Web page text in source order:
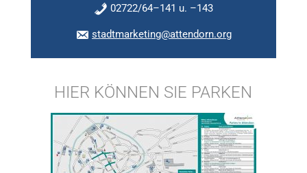
02722/64–141 u. –143
stadtmarketing@attendorn.org
HIER KÖNNEN SIE PARKEN